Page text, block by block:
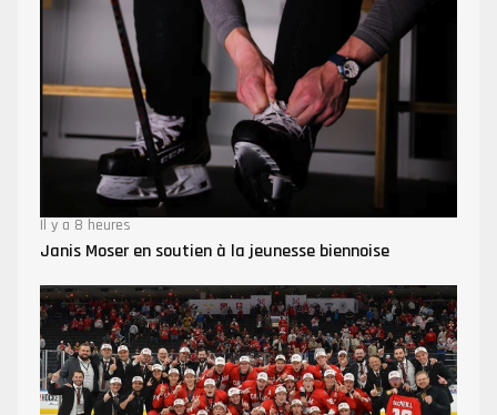
Il y a 8 heures
Janis Moser en soutien à la jeunesse biennoise